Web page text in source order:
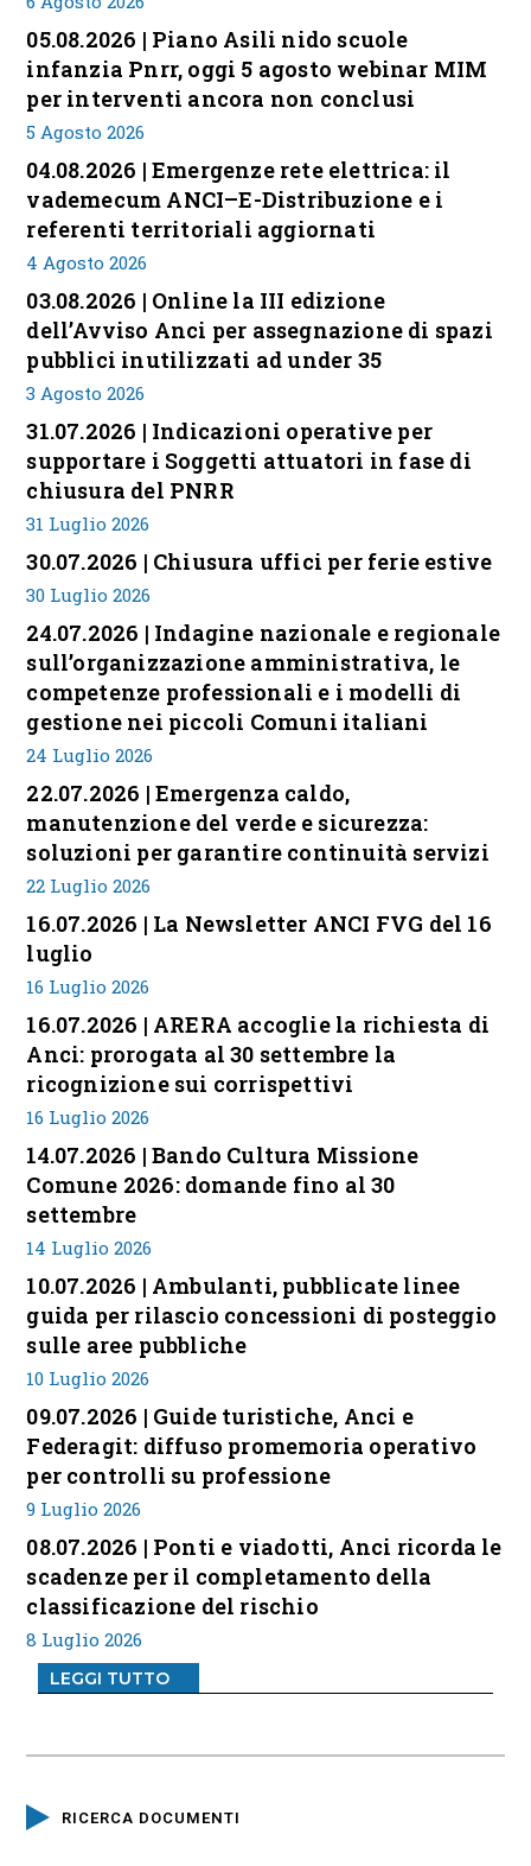
05.08.2026 | Piano Asili nido scuole
infanzia Pnrr, oggi 5 agosto webinar MIM
per interventi ancora non conclusi
5 Agosto 2026
04.08.2026 | Emergenze rete elettrica: il
vademecum ANCI–E-Distribuzione e i
referenti territoriali aggiornati
4 Agosto 2026
03.08.2026 | Online la III edizione
dell’Avviso Anci per assegnazione di spazi
pubblici inutilizzati ad under 35
3 Agosto 2026
31.07.2026 | Indicazioni operative per
supportare i Soggetti attuatori in fase di
chiusura del PNRR
31 Luglio 2026
30.07.2026 | Chiusura uffici per ferie estive
30 Luglio 2026
24.07.2026 | Indagine nazionale e regionale
sull’organizzazione amministrativa, le
competenze professionali e i modelli di
gestione nei piccoli Comuni italiani
24 Luglio 2026
22.07.2026 | Emergenza caldo,
manutenzione del verde e sicurezza:
soluzioni per garantire continuità servizi
22 Luglio 2026
16.07.2026 | La Newsletter ANCI FVG del 16
luglio
16 Luglio 2026
16.07.2026 | ARERA accoglie la richiesta di
Anci: prorogata al 30 settembre la
ricognizione sui corrispettivi
16 Luglio 2026
14.07.2026 | Bando Cultura Missione
Comune 2026: domande fino al 30
settembre
14 Luglio 2026
10.07.2026 | Ambulanti, pubblicate linee
guida per rilascio concessioni di posteggio
sulle aree pubbliche
10 Luglio 2026
09.07.2026 | Guide turistiche, Anci e
Federagit: diffuso promemoria operativo
per controlli su professione
9 Luglio 2026
08.07.2026 | Ponti e viadotti, Anci ricorda le
scadenze per il completamento della
classificazione del rischio
8 Luglio 2026
LEGGI TUTTO
RICERCA DOCUMENTI